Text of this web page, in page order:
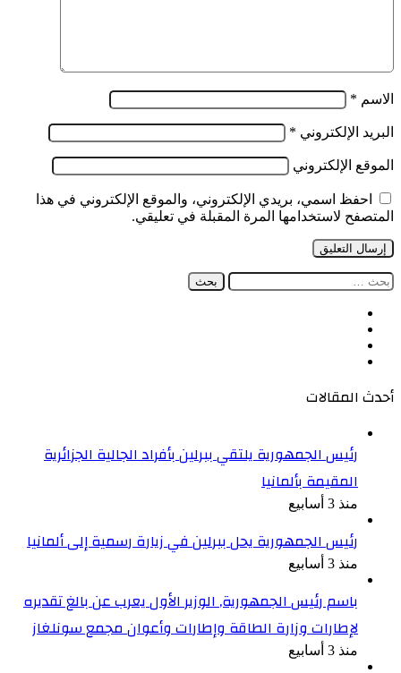
الاسم *
البريد الإلكتروني *
الموقع الإلكتروني
احفظ اسمي، بريدي الإلكتروني، والموقع الإلكتروني في هذا
المتصفح لاستخدامها المرة المقبلة في تعليقي.
البحث
أحدث المقالات
رئيس الجمهورية يلتقي ببرلين بأفراد الجالية الجزائرية
المقيمة بألمانيا
منذ 3 أسابيع
رئيس الجمهورية يحل ببرلين في زيارة رسمية إلى ألمانيا
منذ 3 أسابيع
باسم رئيس الجمهورية, الوزير الأول يعرب عن بالغ تقديره
لإطارات وزارة الطاقة وإطارات وأعوان مجمع سونلغاز
منذ 3 أسابيع